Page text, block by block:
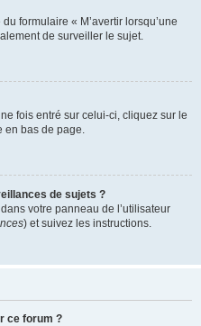
formulaire « M’avertir lorsqu’une
de surveiller le sujet.
fois entré sur celui-ci, cliquez sur le
en bas de page.
de sujets ?
votre panneau de l’utilisateur
) et suivez les instructions.
ce forum ?